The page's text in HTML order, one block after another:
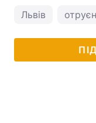
Львів